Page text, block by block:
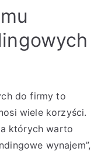
do firmy to
wiele korzyści.
których warto
wynajem”,